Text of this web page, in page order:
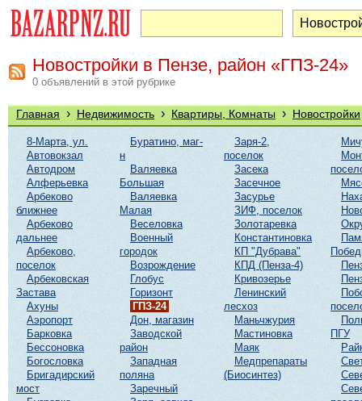
Новостройки в Пензе, район «ГПЗ-24»
0 объявлений в этой рубрике
Главная › Недвижимость › Квартиры, Комнаты › Новостройки
8-Марта, ул.
Автовокзал
Автодром
Алферьевка
Арбеково
ближнее
Арбеково
дальнее
Арбеково,
поселок
Арбековская
Застава
Ахуны
Аэропорт
Барковка
Бессоновка
Богословка
Бригадирский
мост
Буратино, маг-
н
Валяевка
Большая
Валяевка
Малая
Веселовка
Военный
городок
Возрождение
Глобус
Горизонт
ГПЗ-24
Дон, магазин
Заводской
район
Западная
поляна
Заречный
Заря-2,
поселок
Засека
Засечное
Засурье
ЗИФ, поселок
Золотаревка
Константиновка
КП "Дубрава"
КПД (Пенза-4)
Кривозерье
Ленинский
лесхоз
Маньчжурия
Мастиновка
Маяк
Медпрепараты
(Биосинтез)
ПГУ